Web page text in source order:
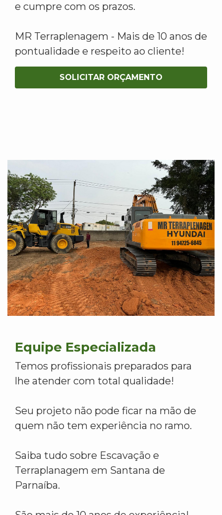
e cumpre com os prazos.
MR Terraplenagem - Mais de 10 anos de
pontualidade e respeito ao cliente!
SOLICITAR ORÇAMENTO
Equipe Especializada
Temos profissionais preparados para
lhe atender com total qualidade!
Seu projeto não pode ficar na mão de
quem não tem experiência no ramo.
Saiba tudo sobre Escavação e
Terraplanagem em Santana de
Parnaíba.